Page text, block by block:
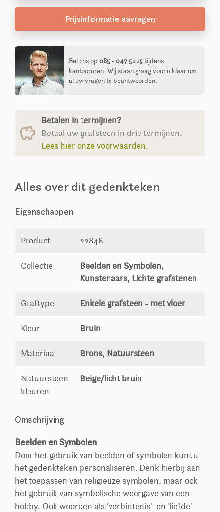
Prijsinformatie aavragen
Bel ons op 085 - 047 51 15tijdens
kantooruren. Wij staan graag voor u klaar om
al uw vragen te beantwoorden.
Betalen in termijnen?
Betaal uw grafsteen in drie termijnen.
Lees hier onze voorwaarden.
Alles over dit gedenkteken
Eigenschappen
Product 22846
Collectie
Beelden en Symbolen,
Kunstenaars, Lichte grafstenen
Graftype Enkele grafsteen - met vloer
Kleur Bruin
Materiaal Brons, Natuursteen
Natuursteen
kleuren
Beige/licht bruin
Omschrijving
Beelden en Symbolen
Door het gebruik van beelden of symbolen kunt u
het gedenkteken personaliseren. Denk hierbij aan
het toepassen van religieuze symbolen, maar ook
het gebruik van symbolische weergave van een
hobby. Ook woorden als 'verbintenis' en 'liefde'